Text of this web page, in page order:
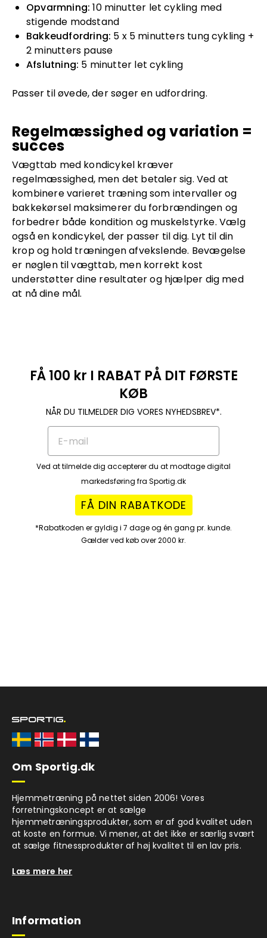
Opvarmning: 10 minutter let cykling med
stigende modstand
Bakkeudfordring: 5 x 5 minutters tung cykling +
2 minutters pause
Afslutning: 5 minutter let cykling
Passer til øvede, der søger en udfordring.
Regelmæssighed og variation =
succes
Vægttab med kondicykel kræver
regelmæssighed, men det betaler sig. Ved at
kombinere varieret træning som intervaller og
bakkekørsel maksimerer du forbrændingen og
forbedrer både kondition og muskelstyrke. Vælg
også en kondicykel, der passer til dig. Lyt til din
krop og hold træningen afvekslende. Bevægelse
er nøglen til vægttab, men korrekt kost
understøtter dine resultater og hjælper dig med
at nå dine mål.
FÅ 100 kr I RABAT PÅ DIT FØRSTE
KØB
NÅR DU TILMELDER DIG VORES NYHEDSBREV*.
Ved at tilmelde dig accepterer du at modtage digital
markedsføring fra Sportig.dk
FÅ DIN RABATKODE
*Rabatkoden er gyldig i 7 dage og én gang pr. kunde.
Gælder ved køb over 2000 kr.
Om Sportig.dk
Hjemmetræning på nettet siden 2006! Vores
forretningskoncept er at sælge
hjemmetræningsprodukter, som er af god kvalitet uden
at koste en formue. Vi mener, at det ikke er særlig svært
at sælge fitnessprodukter af høj kvalitet til en lav pris.
Læs mere her
Information